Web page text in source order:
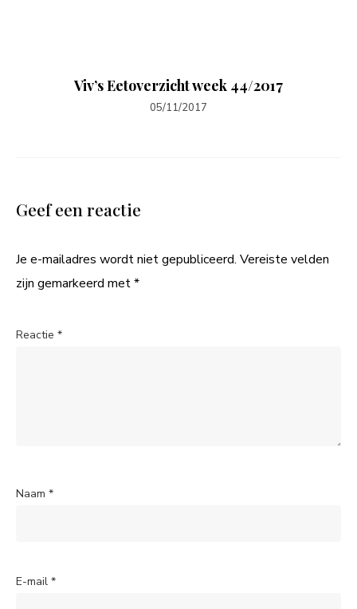
Viv’s Eetoverzicht week 44/2017
05/11/2017
Geef een reactie
Je e-mailadres wordt niet gepubliceerd. Vereiste velden
zijn gemarkeerd met*
Reactie *
Naam *
E-mail *